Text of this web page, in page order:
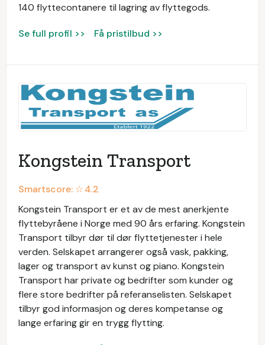
140 flyttecontanere til lagring av flyttegods.
Se full profil >> Få pristilbud >>
Kongstein Transport
Smartscore: ☆4.2
Kongstein Transport er et av de mest anerkjente
flyttebyråene i Norge med 90 års erfaring. Kongstein
Transport tilbyr dør til dør flyttetjenester i hele
verden. Selskapet arrangerer også vask, pakking,
lager og transport av kunst og piano. Kongstein
Transport har private og bedrifter som kunder og
flere store bedrifter på referanselisten. Selskapet
tilbyr god informasjon og deres kompetanse og
lange erfaring gir en trygg flytting.